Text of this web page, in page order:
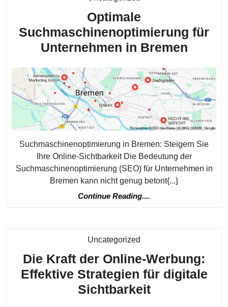
Optimale
Suchmaschinenoptimierung für
Unternehmen in Bremen
für
in
Suchmaschinenoptimierung in Bremen: Steigern Sie
Ihre Online-Sichtbarkeit Die Bedeutung der
Suchmaschinenoptimierung (SEO) für Unternehmen in
Bremen kann nicht genug betont{...}
Continue Reading....
Uncategorized
Die Kraft der Online-Werbung:
Effektive Strategien für digitale
SichtbarkeitDie